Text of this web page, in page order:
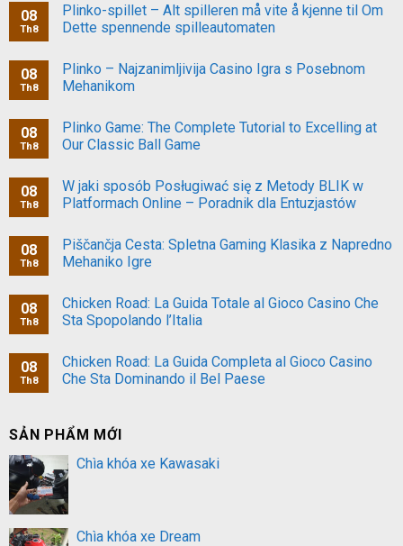
08
Th8
Plinko-spillet – Alt spilleren må vite å kjenne til Om
Dette spennende spilleautomaten
08
Th8
Plinko – Najzanimljivija Casino Igra s Posebnom
Mehanikom
08
Th8
Plinko Game: The Complete Tutorial to Excelling at
Our Classic Ball Game
08
Th8
W jaki sposób Posługiwać się z Metody BLIK w
Platformach Online – Poradnik dla Entuzjastów
08
Th8
Piščančja Cesta: Spletna Gaming Klasika z Napredno
Mehaniko Igre
08
Th8
Chicken Road: La Guida Totale al Gioco Casino Che
Sta Spopolando l’Italia
08
Th8
Chicken Road: La Guida Completa al Gioco Casino
Che Sta Dominando il Bel Paese
SẢN PHẨM MỚI
Chìa khóa xe Kawasaki
Chìa khóa xe Dream